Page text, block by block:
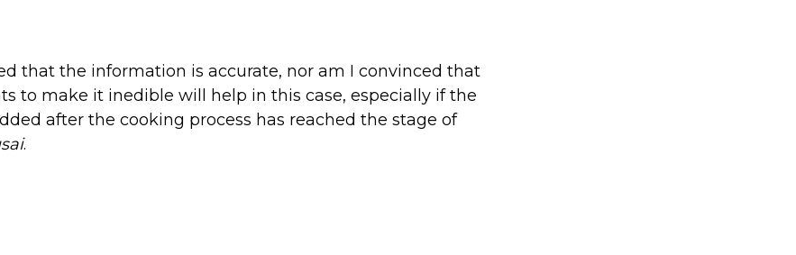
that the information is accurate, nor am I convinced that
to make it inedible will help in this case, especially if the
after the cooking process has reached the stage of
.